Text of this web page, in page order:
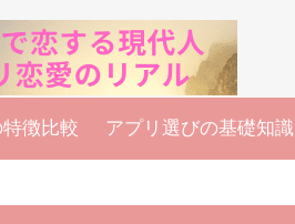
徴比較 アプリ選びの基礎知識